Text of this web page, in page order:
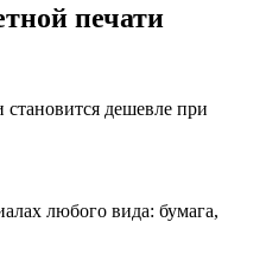
печати
дешевле при
любого вида: бумага,